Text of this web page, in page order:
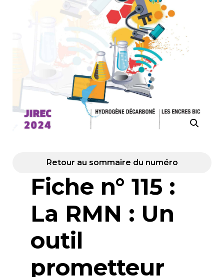
Retour au sommaire du numéro
Fiche n° 115 :
La RMN : Un
outil
prometteur